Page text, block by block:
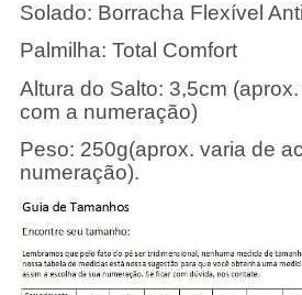
Solado: Borracha Flexível
Palmilha: Total Comfort
Altura do Salto: 3,5cm
com a numeração)
Peso: 250g(aprox. varia de
numeração).